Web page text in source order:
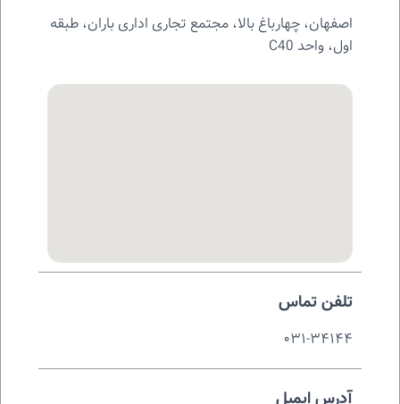
اصفهان، چهارباغ بالا، مجتمع تجاری اداری باران، طبقه
اول، واحد C40
تلفن تماس
۰۳۱-۳۴۱۴۴
آدرس ایمیل